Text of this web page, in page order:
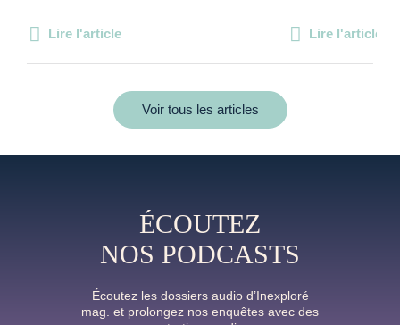
Lire l'article Lire l'article
Voir tous les articles
ÉCOUTEZ
NOS PODCASTS
Écoutez les dossiers audio d’Inexploré
mag. et prolongez nos enquêtes avec des